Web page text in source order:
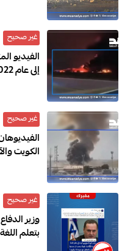
غير صحيح
الفيديو
إلى عام 2022
غير صحيح
الكويت
غير صحيح
وزير
بتعلم